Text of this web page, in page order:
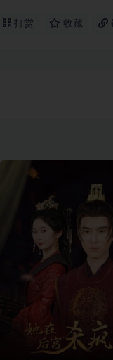
打赏 收藏